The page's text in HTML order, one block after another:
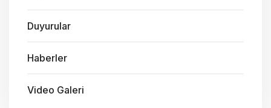
Duyurular
Haberler
Video Galeri